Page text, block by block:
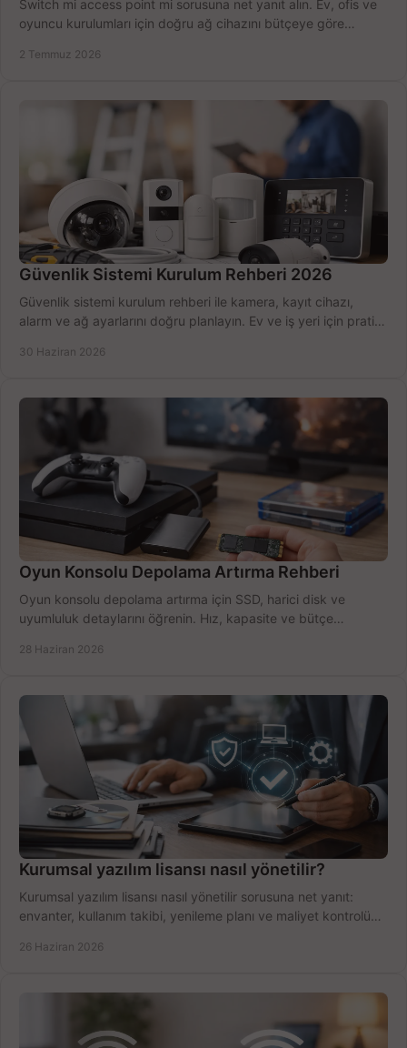
Switch mi access point mi sorusuna net yanıt alın. Ev, ofis ve
oyuncu kurulumları için doğru ağ cihazını bütçeye göre
2 Temmuz 2026
Güvenlik Sistemi Kurulum Rehberi 2026
Güvenlik sistemi kurulum rehberi ile kamera, kayıt cihazı,
alarm ve ağ ayarlarını doğru planlayın. Ev ve iş yeri için pratik
30 Haziran 2026
Oyun Konsolu Depolama Artırma Rehberi
Oyun konsolu depolama artırma için SSD, harici disk ve
uyumluluk detaylarını öğrenin. Hız, kapasite ve bütçe
28 Haziran 2026
Kurumsal yazılım lisansı nasıl yönetilir?
Kurumsal yazılım lisansı nasıl yönetilir sorusuna net yanıt:
envanter, kullanım takibi, yenileme planı ve maliyet kontrolü
26 Haziran 2026